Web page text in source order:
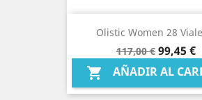
Olistic Women 28
Precio
base
117,00 € Precio
99,45 €
 AÑADIR AL